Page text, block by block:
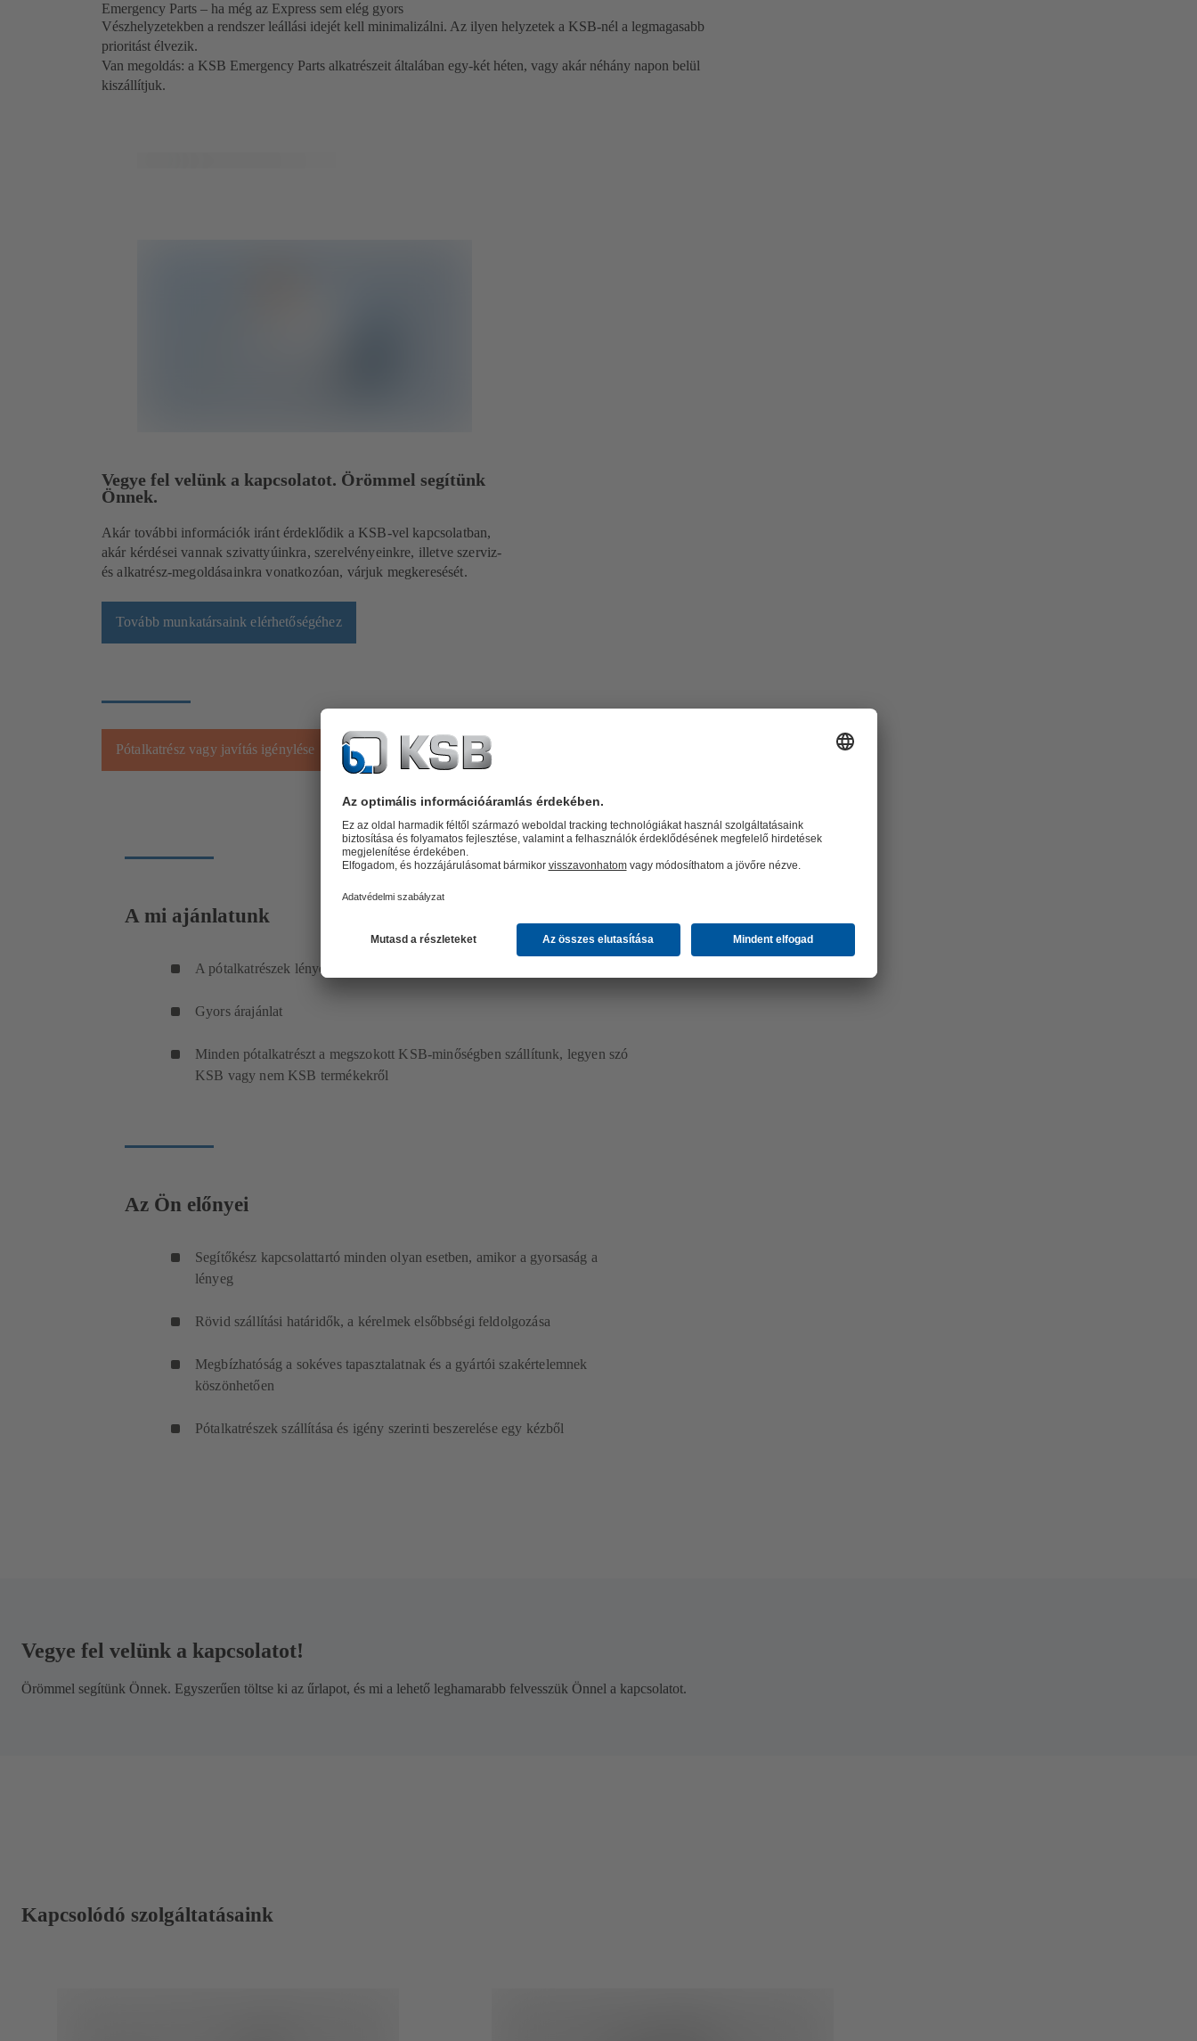
Emergency Parts – ha még az Express sem elég gyors
Vészhelyzetekben a rendszer leállási idejét kell minimalizálni. Az ilyen helyzetek a KSB-nél a legmagasabb
prioritást élvezik.
Van megoldás: a KSB Emergency Parts alkatrészeit általában egy-két héten, vagy akár néhány napon belül
kiszállítjuk.
Vegye fel velünk a kapcsolatot. Örömmel segítünk
Önnek.
Akár további információk iránt érdeklődik a KSB-vel kapcsolatban,
akár kérdései vannak szivattyúinkra, szerelvényeinkre, illetve szerviz-
és alkatrész-megoldásainkra vonatkozóan, várjuk megkeresését.
Tovább munkatársaink elérhetőségéhez
Pótalkatrész vagy javítás igénylése
A mi ajánlatunk
A pótalkatrészek lényegesen gyorsabb szállítása
Gyors árajánlat
Minden pótalkatrészt a megszokott KSB-minőségben szállítunk, legyen szó
KSB vagy nem KSB termékekről
Az Ön előnyei
Segítőkész kapcsolattartó minden olyan esetben, amikor a gyorsaság a
lényeg
Rövid szállítási határidők, a kérelmek elsőbbségi feldolgozása
Megbízhatóság a sokéves tapasztalatnak és a gyártói szakértelemnek
köszönhetően
Pótalkatrészek szállítása és igény szerinti beszerelése egy kézből
Vegye fel velünk a kapcsolatot!
Örömmel segítünk Önnek. Egyszerűen töltse ki az űrlapot, és mi a lehető leghamarabb felvesszük Önnel a kapcsolatot.
Kapcsolódó szolgáltatásaink